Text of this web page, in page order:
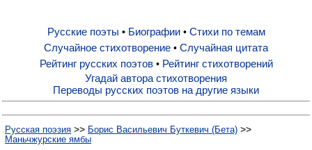
Русские поэты
Биографии
Стихи по темам
Русские поэты • Биографии• Стихи по темам
Случайное стихотворение • Случайная цитата
Рейтинг русских поэтов• Рейтинг стихотворений
Угадай автора стихотворения
Переводы русских поэтов на другие языки
Русская поэзия >> Борис Васильевич Буткевич (Бета) >>
Маньчжурские ямбы